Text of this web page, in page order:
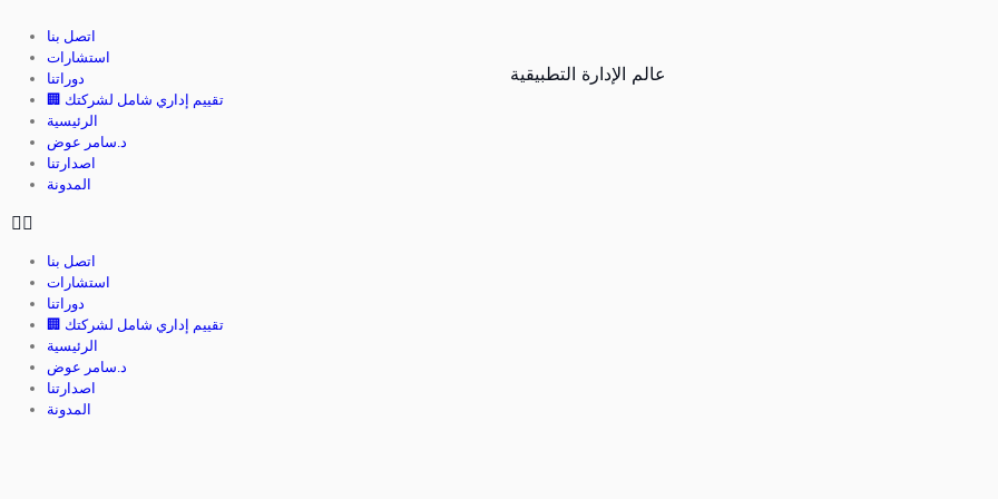
اتصل بنا
استشارات
دوراتنا
🏢 تقييم إداري شامل لشركتك
الرئيسية
د.سامر عوض
اصدارتنا
المدونة
اتصل بنا
استشارات
دوراتنا
🏢 تقييم إداري شامل لشركتك
الرئيسية
د.سامر عوض
اصدارتنا
المدونة
عالم الإدارة التطبيقية